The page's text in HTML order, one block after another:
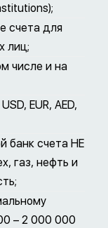
счета для
лиц;
числе и на
EUR, AED,
банк счета НЕ
газ, нефть и
– 2 000 000